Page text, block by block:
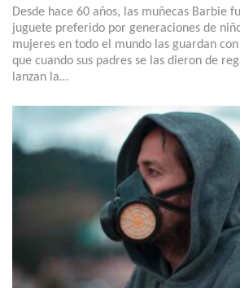
Desde hace 60 años, las muñecas Barbie
juguete preferido por generaciones de
mujeres en todo el mundo las guardan
que cuando sus padres se las dieron de
lanzan la…